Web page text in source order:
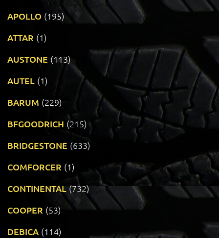
APOLLO (195)
ATTAR (1)
AUSTONE (113)
AUTEL (1)
BARUM (229)
BFGOODRICH (215)
BRIDGESTONE (633)
COMFORCER (1)
CONTINENTAL (732)
COOPER (53)
DEBICA (114)